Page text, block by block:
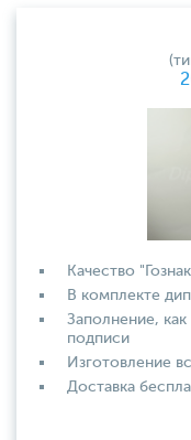
Качество
В комплекте
Заполнение, как
подписи
Изготовление
Доставка